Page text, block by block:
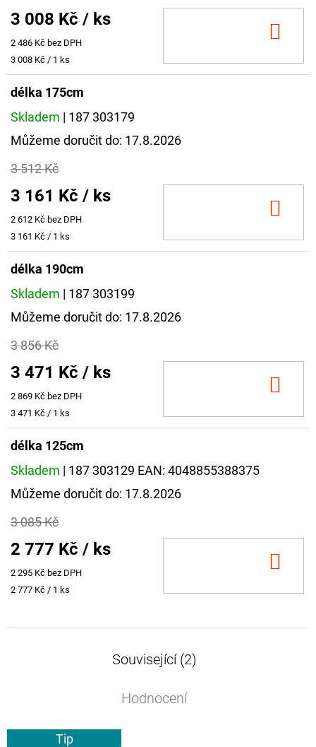
3 008 Kč / ks
2 486 Kč bez DPH
Měrná
cena:
3 008 Kč / 1 ks
délka 175cm
Skladem | 187 303179
Můžeme doručit do: 17.8.2026
3 512 Kč
3 161 Kč / ks
2 612 Kč bez DPH
Měrná
cena:
3 161 Kč / 1 ks
délka 190cm
Skladem | 187 303199
Můžeme doručit do: 17.8.2026
3 856 Kč
3 471 Kč / ks
2 869 Kč bez DPH
Měrná
cena:
3 471 Kč / 1 ks
délka 125cm
Skladem | 187 303129 EAN: 4048855388375
Můžeme doručit do: 17.8.2026
3 085 Kč
2 777 Kč / ks
2 295 Kč bez DPH
Měrná
2 777 Kč / 1 ks
Související (2)
Hodnocení
Tip